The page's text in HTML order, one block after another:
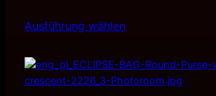
Ausführung wählen